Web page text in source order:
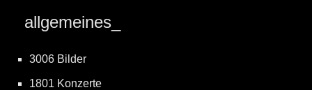
allgemeines_
3006 Bilder
1801 Konzerte